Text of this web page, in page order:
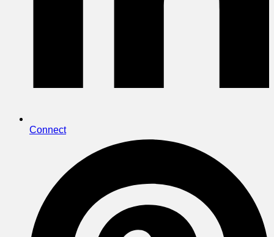
Connect